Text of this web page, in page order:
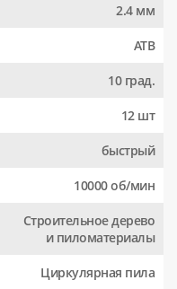
2.4 мм
АТВ
10 град.
12 шт
быстрый
10000 об/мин
Строительное дерево
и пиломатериалы
Циркулярная пила